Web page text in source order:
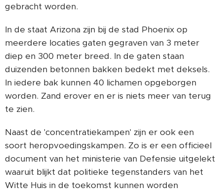
gebracht worden.
In de staat Arizona zijn bij de stad Phoenix op
meerdere locaties gaten gegraven van 3 meter
diep en 300 meter breed. In de gaten staan
duizenden betonnen bakken bedekt met deksels.
In iedere bak kunnen 40 lichamen opgeborgen
worden. Zand erover en er is niets meer van terug
te zien.
Naast de 'concentratiekampen' zijn er ook een
soort heropvoedingskampen. Zo is er een officieel
document van het ministerie van Defensie uitgelekt
waaruit blijkt dat politieke tegenstanders van het
Witte Huis in de toekomst kunnen worden